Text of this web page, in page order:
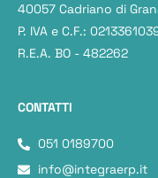
40057 Cadriano di
P. IVA e C.F.:
R.E.A. BO - 482262
CONTATTI
051 0189700
info@integraerp.it